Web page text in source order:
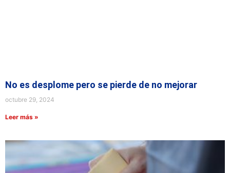
No es desplome pero se pierde de no mejorar
octubre 29, 2024
Leer más »